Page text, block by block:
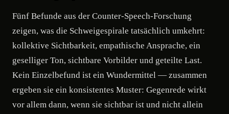
Fünf Befunde aus der Counter-Speech-Forschung
zeigen, was die Schweigespirale tatsächlich umkehrt:
kollektive Sichtbarkeit, empathische Ansprache, ein
geselliger Ton, sichtbare Vorbilder und geteilte Last.
Kein Einzelbefund ist ein Wundermittel — zusammen
ergeben sie ein konsistentes Muster: Gegenrede wirkt
vor allem dann, wenn sie sichtbar ist und nicht allein